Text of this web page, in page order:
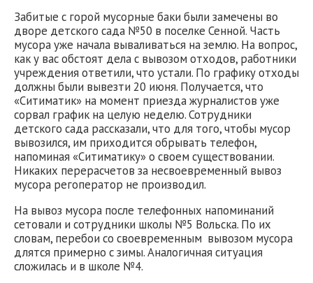
Забитые с горой мусорные баки были замечены во
дворе детского сада №50 в поселке Сенной. Часть
мусора уже начала вываливаться на землю. На вопрос,
как у вас обстоят дела с вывозом отходов, работники
учреждения ответили, что устали. По графику отходы
должны были вывезти 20 июня. Получается, что
«Ситиматик» на момент приезда журналистов уже
сорвал график на целую неделю. Сотрудники
детского сада рассказали, что для того, чтобы мусор
вывозился, им приходится обрывать телефон,
напоминая «Ситиматику» о своем существовании.
Никаких перерасчетов за несвоевременный вывоз
мусора регоператор не производил.
На вывоз мусора после телефонных напоминаний
сетовали и сотрудники школы №5 Вольска. По их
словам, перебои со своевременным вывозом мусора
длятся примерно с зимы. Аналогичная ситуация
сложилась и в школе №4.